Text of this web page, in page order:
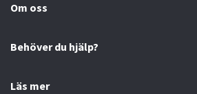
Om oss
Behöver du hjälp?
Läs mer